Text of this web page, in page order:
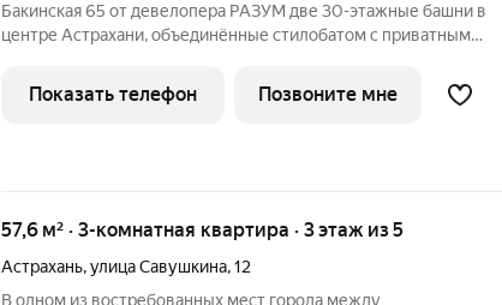
Бакинская 65 от девелопера РАЗУМ две 30-этажные башни в
центре Астрахани, объединённые стилобатом с приватным
доступности находятся лучшие школы, гимназии и детские сады
идеальные условия для
Показать телефон Позвоните мне
57,6 м² · 3-комнатная квартира · 3 этаж из 5
Астрахань,улица Савушкина,12
В одном из востребованных мест города между